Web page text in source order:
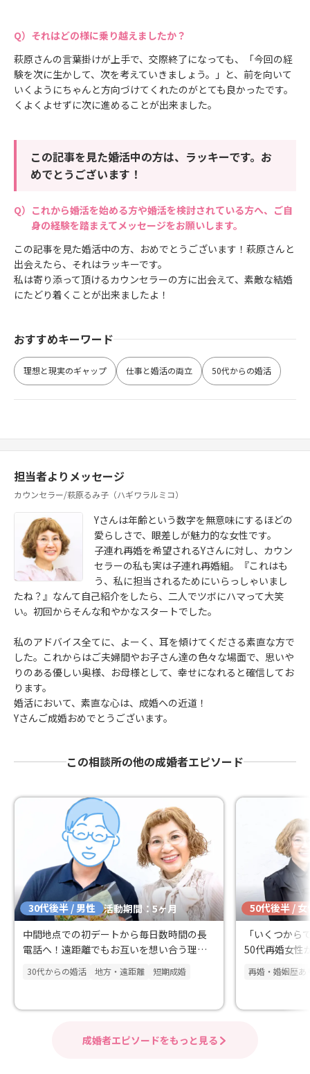
それはどの様に乗り越えましたか？
萩原さんの言葉掛けが上手で、交際終了になっても、「今回の経
験を次に生かして、次を考えていきましょう。」と、前を向いて
いくようにちゃんと方向づけてくれたのがとても良かったです。
くよくよせずに次に進めることが出来ました。
この記事を見た婚活中の方は、ラッキーです。お
めでとうございます！
これから婚活を始める方や婚活を検討されている方へ、ご自
身の経験を踏まえてメッセージをお願いします。
この記事を見た婚活中の方、おめでとうございます！萩原さんと
出会えたら、それはラッキーです。
私は寄り添って頂けるカウンセラーの方に出会えて、素敵な結婚
にたどり着くことが出来ましたよ！
おすすめキーワード
理想と現実のギャップ 仕事と婚活の両立 50代からの婚活
担当者よりメッセージ
カウンセラー/萩原るみ子（ハギワラルミコ）
Yさんは年齢という数字を無意味にするほどの
愛らしさで、眼差しが魅力的な女性です。
子連れ再婚を希望されるYさんに対し、カウン
セラーの私も実は子連れ再婚組。『これはも
う、私に担当されるためにいらっしゃいまし
たね？』なんて自己紹介をしたら、二人でツボにハマって大笑
い。初回からそんな和やかなスタートでした。
私のアドバイス全てに、よーく、耳を傾けてくださる素直な方で
した。これからはご夫婦間やお子さん達の色々な場面で、思いや
りのある優しい奥様、お母様として、幸せになれると確信してお
ります。
婚活において、素直な心は、成婚への近道！
Yさんご成婚おめでとうございます。
この相談所の他の成婚者エピソード
30代後半 / 男性 活動期間：5ヶ月
中間地点での初デートから毎日数時間の長
電話へ！遠距離でもお互いを想い合う理想
のパートナー
30代からの婚活 地方・遠距離 短期成婚
50代後半 / 女
「いくつか
50代再婚女性
再婚・婚姻歴あ
成婚者エピソードをもっと見る